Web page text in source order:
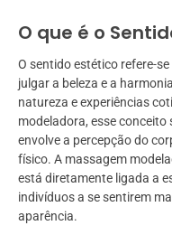
O que é o
O sentido estético refere-
julgar a beleza e a
natureza e experiências
modeladora, esse
envolve a percepção do
físico. A massagem
está diretamente ligada a
indivíduos a se sentirem
aparência.